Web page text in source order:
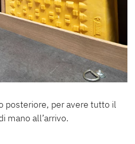
posteriore, per avere tutto il
mano all’arrivo.